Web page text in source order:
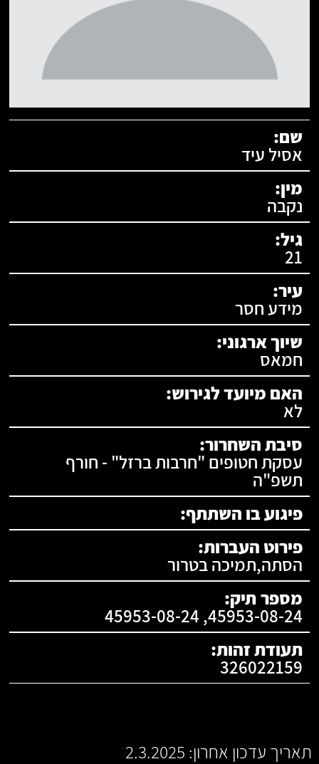
שם:
אסיל עיד
מין:
נקבה
גיל:
21
עיר:
מידע חסר
שיוך ארגוני:
חמאס
האם מיועד לגירוש:
לא
סיבת השחרור:
עסקת חטופים "חרבות ברזל" - חורף
תשפ"ה
פיגוע בו השתתף:
פירוט העברות:
הסתה,תמיכה בטרור
מספר תיק:
45953-08-24, 45953-08-24
תעודת זהות:
326022159
תאריך עדכון אחרון: 2.3.2025